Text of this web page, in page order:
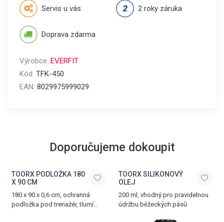
Servis u vás 2 roky záruka
Doprava zdarma
Výrobce: EVERFIT
Kód: TFK-450
EAN: 8029975999029
Doporučujeme dokoupit
TOORX PODLOŽKA 180
X 90 CM
180 x 90 x 0,6 cm, ochranná
podložka pod trenažér, tlumí
TOORX SILIKONOVÝ
OLEJ
200 ml, vhodný pro pravidelnou
údržbu běžeckých pásů